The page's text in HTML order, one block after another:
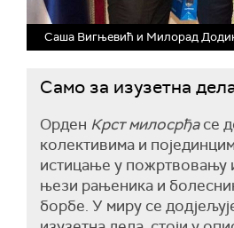
Саша Вигњевић и Милорад
Само за изузетна
Орден Крст милосрђасе
колективима и
истицање у пожртвовању
њези рањеника и
борбе. У миру се